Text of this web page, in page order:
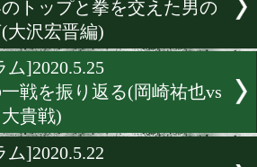
ラム]2020.6.2
メラマンはこう見た!(矢
vs別府優樹編)
ラム]2020.5.31